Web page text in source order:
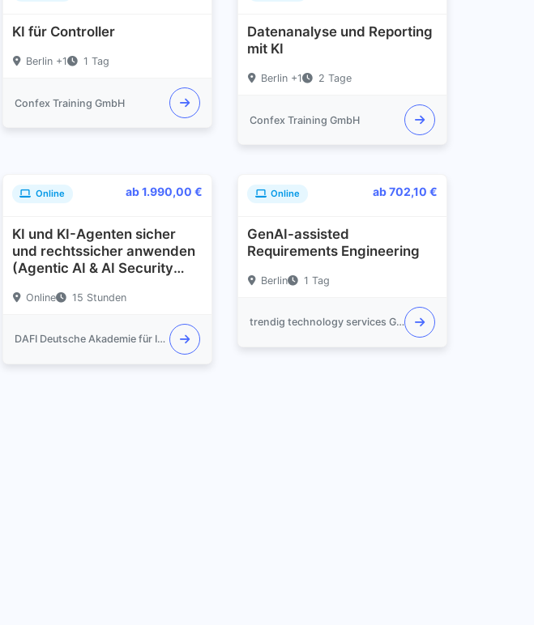
KI für Controller
Berlin +1 1 Tag
Confex Training GmbH
Datenanalyse und Reporting
mit KI
Berlin +1 2 Tage
Confex Training GmbH
Online ab 1.990,00 €
KI und KI-Agenten sicher
und rechtssicher anwenden
(Agentic AI & AI Security
Online 15 Stunden
DAFI Deutsche Akademie für Informationssicherheit GmbH
Online ab 702,10 €
GenAI-assisted
Requirements Engineering
Berlin 1 Tag
trendig technology services GmbH